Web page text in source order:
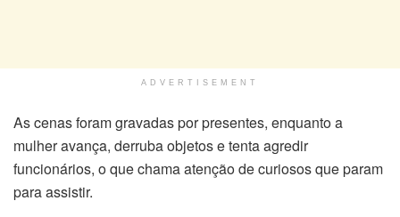
ADVERTISEMENT
As cenas foram gravadas por presentes, enquanto a
mulher avança, derruba objetos e tenta agredir
funcionários, o que chama atenção de curiosos que param
para assistir.